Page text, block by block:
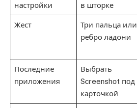
настройки
в шторке
Жест
Три пальца или
ребро ладони
Последние
приложения
Выбрать
Screenshot под
карточкой